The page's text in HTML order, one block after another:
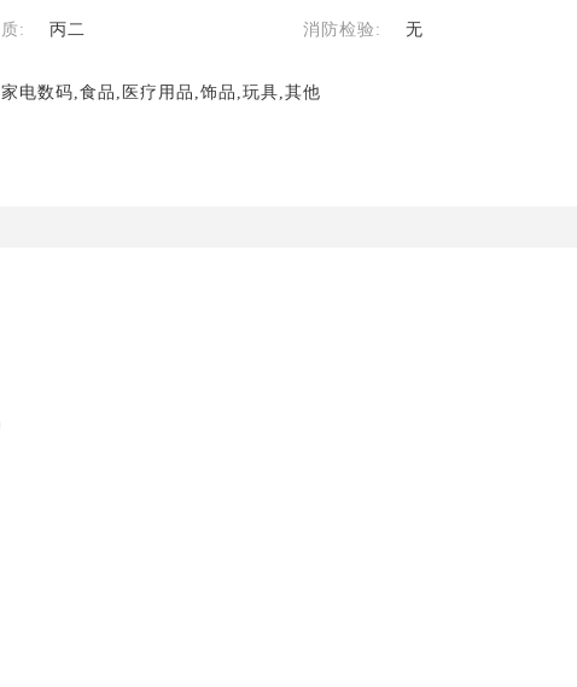
: 丙二 消防检验: 无
电数码,食品,医疗用品,饰品,玩具,其他